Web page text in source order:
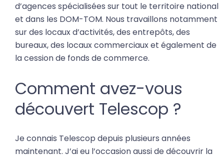
d’agences spécialisées sur tout le territoire national
et dans les DOM-TOM. Nous travaillons notamment
sur des locaux d’activités, des entrepôts, des
bureaux, des locaux commerciaux et également de
la cession de fonds de commerce.
Comment avez-vous
découvert Telescop ?
Je connais Telescop depuis plusieurs années
maintenant. J’ai eu l’occasion aussi de découvrir la